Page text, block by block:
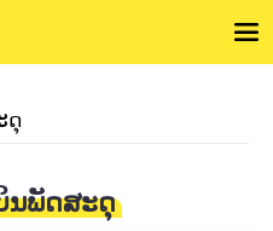
ດຸ
ນພັດສະດຸ